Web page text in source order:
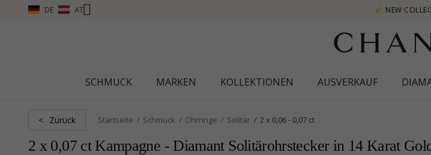
DE AT NEW COLLECTION
SCHMUCK MARKEN KOLLEKTIONEN AUSVERKAUF
< Zurück Startseite Schmuck Ohrringe Solitär 2 x 0,06 - 0,07 ct
2 x 0,07 ct Kampagne - Diamant Solitärohrstecker in 14 Karat